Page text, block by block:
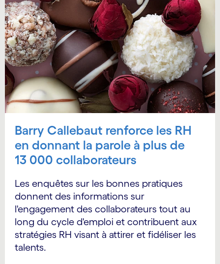
Barry Callebaut renforce les RH
en donnant la parole à plus de
13 000 collaborateurs
Les enquêtes sur les bonnes pratiques
donnent des informations sur
l'engagement des collaborateurs tout au
long du cycle d'emploi et contribuent aux
stratégies RH visant à attirer et fidéliser les
talents.